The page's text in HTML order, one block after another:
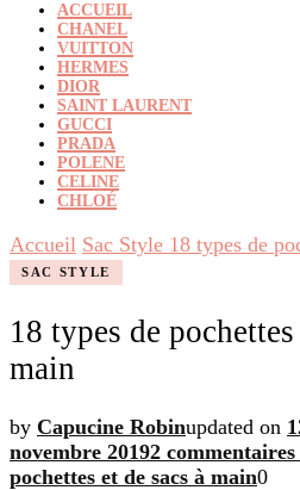
ACCUEIL
CHANEL
VUITTON
HERMES
DIOR
SAINT LAURENT
GUCCI
PRADA
POLENE
CELINE
CHLOÉ
Accueil Sac Style 18 types de
SAC STYLE
18 types de
main
by Capucine Robinupdated on
novembre 20192 commentaires
pochettes et de sacs à main0